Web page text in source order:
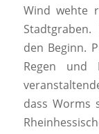
Wind wehte
den Beginn.
Regen und
dass Worms